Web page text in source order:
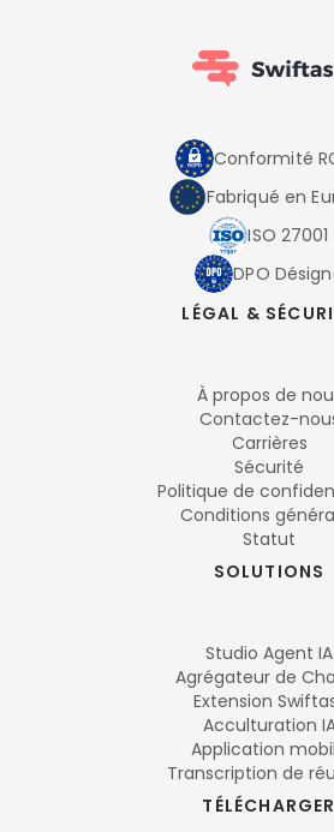
Conformité
Fabriqué en
ISO 27001
DPO
LÉGAL &
À propos de
Contactez-
Carrières
Sécurité
Politique de
Conditions
Statut
SOLUTIONS
Studio Agent IA
Agrégateur de
Extension
Acculturation
Application
Transcription de
TÉLÉCHARGER